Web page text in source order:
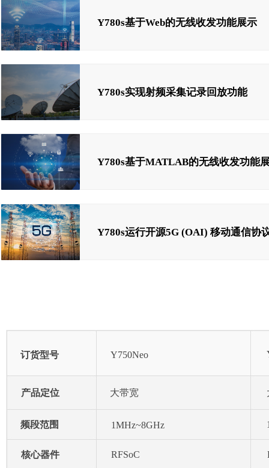
Y780s基于Web的无线收发功能展示
Y780s实现射频采集记录回放功能
Y780s基于MATLAB的无线收发功能
Y780s运行开源5G (OAI) 移动通信协
Y750Neo
大带宽
1MHz~8GHz
订货型号
产品定位
频段范围
核心器件 RFSoC